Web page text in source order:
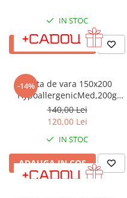
IN STOC
ADAUGA IN COS
-14%
Pilota de vara 150x200
HypoallergenicMed,200g
PLT11
140,00 Lei
120,00 Lei
IN STOC
ADAUGA IN COS